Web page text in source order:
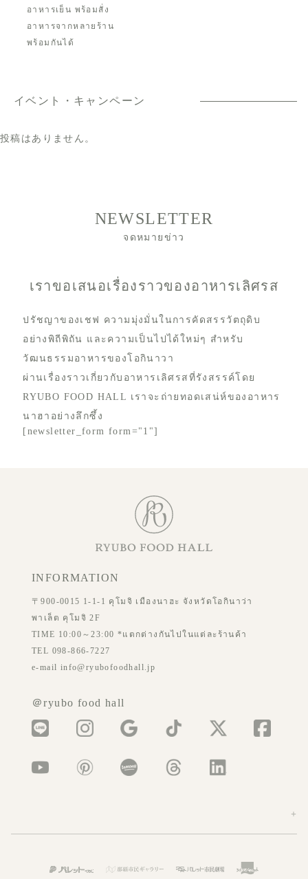
อาหารเย็น พร้อมสั่ง
อาหารจากหลายร้าน
พร้อมกันได้
イベント・キャンペーン
投稿はありません。
NEWSLETTER
จดหมายข่าว
เราขอเสนอเรื่องราวของอาหารเลิศรส
ปรัชญาของเชฟ ความมุ่งมั่นในการคัดสรรวัตถุดิบ
อย่างพิถีพิถัน และความเป็นไปได้ใหม่ๆ สำหรับ
วัฒนธรรมอาหารของโอกินาวา
ผ่านเรื่องราวเกี่ยวกับอาหารเลิศรสที่รังสรรค์โดย
RYUBO FOOD HALL เราจะถ่ายทอดเสน่ห์ของอาหาร
นาฮาอย่างลึกซึ้ง
[newsletter_form form="1"]
INFORMATION
〒900-0015 1-1-1 คุโมจิ เมืองนาฮะ จังหวัดโอกินาว่า
พาเล็ต คุโมจิ 2F
TIME 10:00～23:00 *แตกต่างกันไปในแต่ละร้านค้า
TEL 098-866-7227
e-mail info@ryubofoodhall.jp
＠ryubo food hall